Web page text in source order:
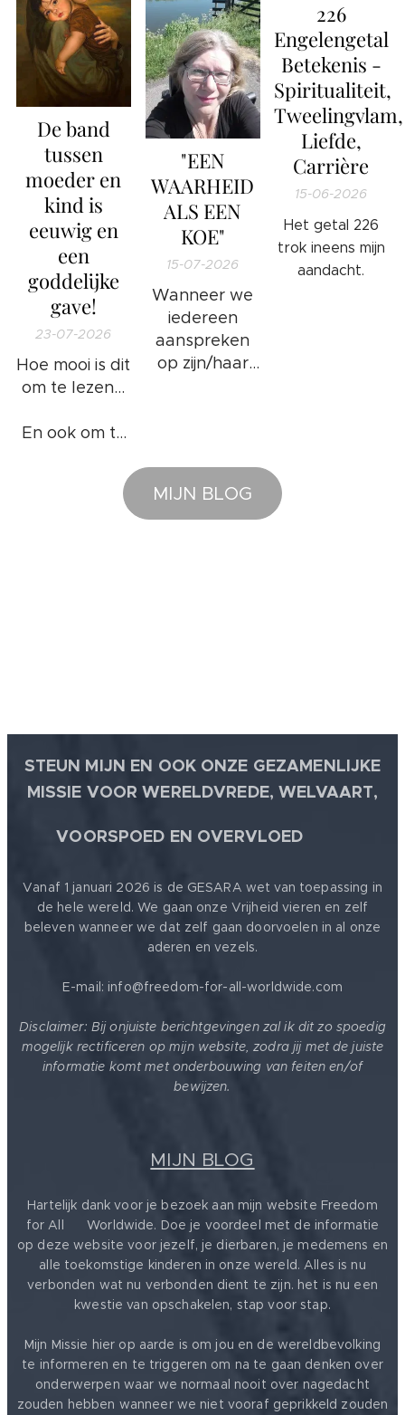
De band
tussen
moeder en
kind is
eeuwig en
een
goddelijke
gave!
23-07-2026
Hoe mooi is dit
om te lezen...
En ook om te
"EEN
WAARHEID
ALS EEN
KOE"
15-07-2026
Wanneer we
iedereen
aanspreken
op zijn/haar
komt het
goed: 100%
226
Engelengetal
Betekenis -
Spiritualiteit,
Tweelingvlam,
Liefde,
Carrière
15-06-2026
Het getal 226
trok ineens mijn
aandacht.
MIJN BLOG
STEUN MIJN EN OOK ONZE GEZAMENLIJKE
MISSIE VOOR WERELDVREDE, WELVAART,
VOORSPOED EN OVERVLOED
Vanaf 1 januari 2026 is de GESARA wet van toepassing in
de hele wereld. We gaan onze Vrijheid vieren en zelf
beleven wanneer we dat zelf gaan doorvoelen in al onze
aderen en vezels.
E-mail: info@freedom-for-all-worldwide.com
Disclaimer: Bij onjuiste berichtgevingen zal ik dit zo spoedig
mogelijk rectificeren op mijn website, zodra jij met de juiste
informatie komt met onderbouwing van feiten en/of
bewijzen.
MIJN BLOG
Hartelijk dank voor je bezoek aan mijn website Freedom
for All ❤️ Worldwide. Doe je voordeel met de informatie
op deze website voor jezelf, je dierbaren, je medemens en
alle toekomstige kinderen in onze wereld. Alles is nu
verbonden wat nu verbonden dient te zijn. het is nu een
kwestie van opschakelen, stap voor stap.
Mijn Missie hier op aarde is om jou en de wereldbevolking
te informeren en te triggeren om na te gaan denken over
onderwerpen waar we normaal nooit over nagedacht
zouden hebben wanneer we niet vooraf geprikkeld zouden